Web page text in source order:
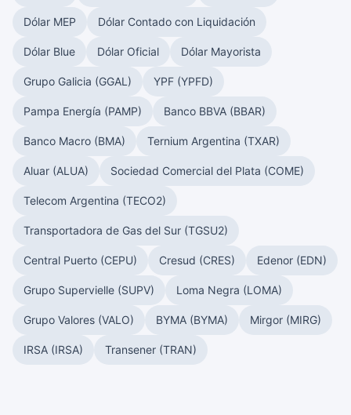
Dólar MEP Dólar Contado con Liquidación
Dólar Blue Dólar Oficial Dólar Mayorista
Grupo Galicia (GGAL) YPF (YPFD)
Pampa Energía (PAMP) Banco BBVA (BBAR)
Banco Macro (BMA) Ternium Argentina (TXAR)
Aluar (ALUA) Sociedad Comercial del Plata (COME)
Telecom Argentina (TECO2)
Transportadora de Gas del Sur (TGSU2)
Central Puerto (CEPU) Cresud (CRES) Edenor (EDN)
Grupo Supervielle (SUPV) Loma Negra (LOMA)
Grupo Valores (VALO) BYMA (BYMA) Mirgor (MIRG)
IRSA (IRSA) Transener (TRAN)